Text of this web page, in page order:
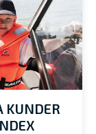
KUNDER